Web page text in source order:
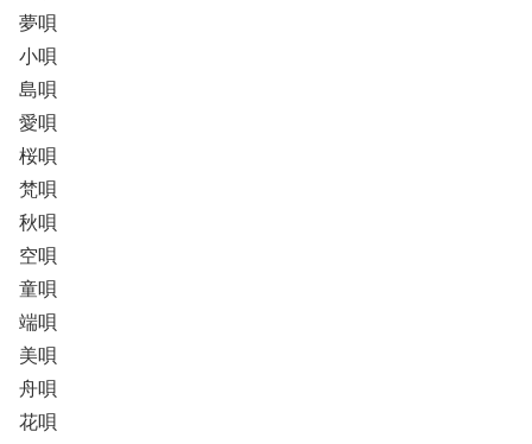
夢唄
小唄
島唄
愛唄
桜唄
梵唄
秋唄
空唄
童唄
端唄
美唄
舟唄
花唄